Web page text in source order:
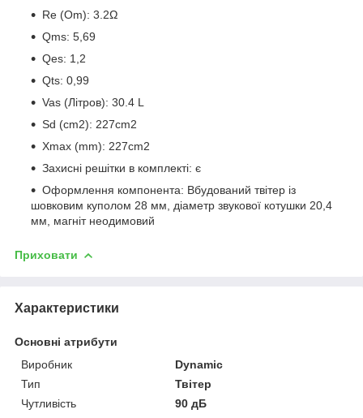
Re (Om): 3.2Ω
Qms: 5,69
Qes: 1,2
Qts: 0,99
Vas (Літров): 30.4 L
Sd (cm2): 227cm2
Xmax (mm): 227cm2
Захисні решітки в комплекті: є
Оформлення компонента: Вбудований твітер із
шовковим куполом 28 мм, діаметр звукової котушки 20,4
мм, магніт неодимовий
Приховати
Характеристики
Основні атрибути
Виробник
Dynamic
Тип
Твітер
Чутливість
90 дБ